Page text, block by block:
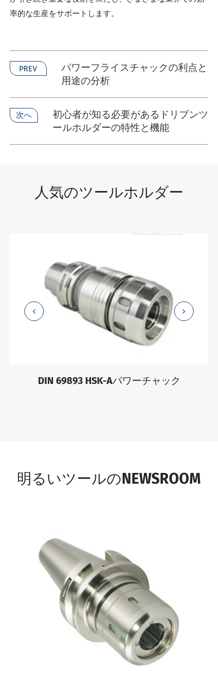
率的な生産をサポートします。
PREV
パワーフライスチャックの利点と
用途の分析
次へ
初心者が知る必要があるドリブンツ
ールホルダーの特性と機能
人気のツールホルダー
DIN 69893 HSK-Aパワーチャック
明るいツールのNEWSROOM